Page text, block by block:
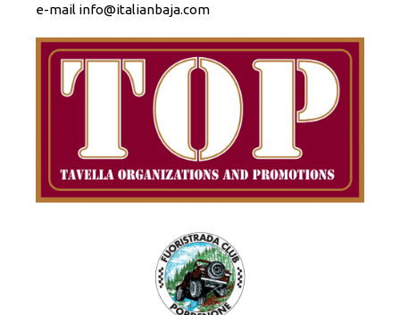
e-mail info@italianbaja.com